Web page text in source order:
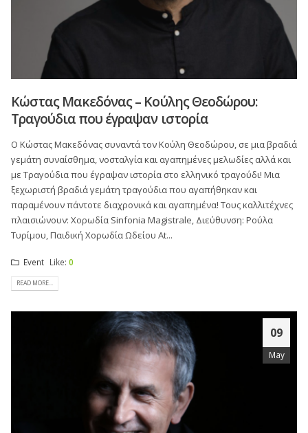
Κώστας Μακεδόνας – Κούλης Θεοδώρου:
Τραγούδια που έγραψαν ιστορία
Ο Κώστας Μακεδόνας συναντά τον Κούλη Θεοδώρου, σε μια βραδιά
γεμάτη συναίσθημα, νοσταλγία και αγαπημένες μελωδίες αλλά και
με Τραγούδια που έγραψαν ιστορία στο ελληνικό τραγούδι! Μια
ξεχωριστή βραδιά γεμάτη τραγούδια που αγαπήθηκαν και
παραμένουν πάντοτε διαχρονικά και αγαπημένα! Τους καλλιτέχνες
πλαισιώνουν: Χορωδία Sinfonia Magistrale, Διεύθυνση: Ρούλα
Τυρίμου, Παιδική Χορωδία Ωδείου At...
Event Like: 0
READ MORE...
09
May